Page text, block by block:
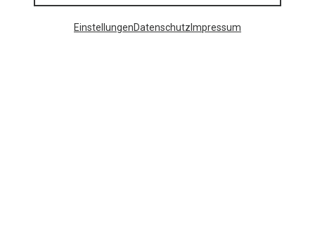
EinstellungenDatenschutz Impressum